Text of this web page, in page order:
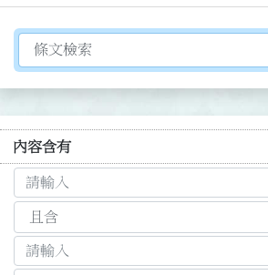
切換選擇法規資訊內容
內容含有